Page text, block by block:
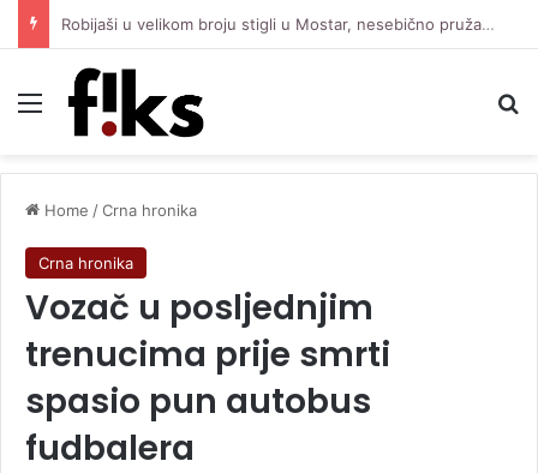
Robijaši u velikom broju stigli u Mostar, nesebično pružaju podršku Čeliku protiv Zrinjskog
Menu
Home /Crna hronika
Crna hronika
Vozač u posljednjim
trenucima prije smrti
spasio pun autobus
fudbalera